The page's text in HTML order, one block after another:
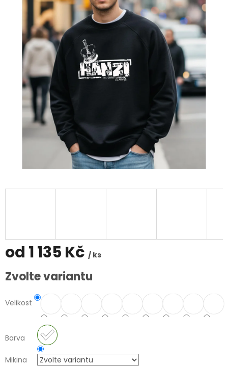
od 1 135 Kč / ks
Měrná
cena:
Zvolte variantu
Velikost
Barva
Mikina